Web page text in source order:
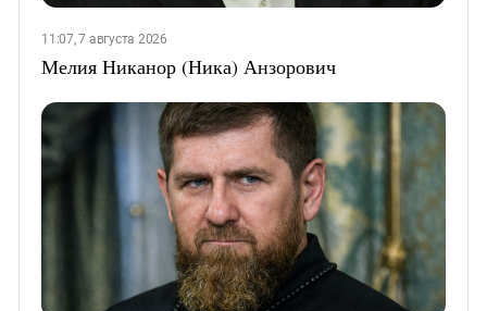
11:07, 7 августа 2026
Мелия Никанор (Ника) Анзорович